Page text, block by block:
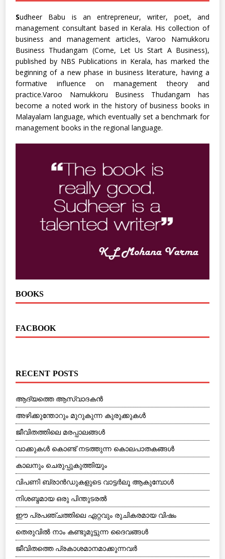
Sudheer Babu is an entrepreneur, writer, poet, and
management consultant based in Kerala. His collection of
business and management articles, Varoo Namukkoru
Business Thudangam (Come, Let Us Start A Business),
published by NBS Publications in Kerala, has marked the
beginning of a new phase in business literature, having a
formative influence on management theory and
practice.Varoo Namukkoru Business Thudangam has
become a noted work in the history of business books in
Malayalam language, which eventually set a benchmark for
management books in the regional language.
BOOKS
FACBOOK
RECENT POSTS
ആദ്യത്തെ ആസ്വാദകന്‍
അഴിക്കുന്തോറും മുറുകുന്ന കുരുക്കുകള്‍
ജീവിതത്തിലെ മരപ്പാലങ്ങള്‍
വാക്കുകള്‍ കൊണ്ട് നടത്തുന്ന കൊലപാതകങ്ങള്‍
കാലനും ചെരുപ്പുകുത്തിയും
വിപണി ബ്രാന്‍ഡുകളുടെ വാട്ടര്‍ലൂ ആകുമ്പോള്‍
നിശബ്ദമായ ഒരു പിന്തുടരല്‍
ഈ പ്രപഞ്ചത്തിലെ ഏറ്റവും രുചികരമായ വിഷം
തെരുവില്‍ നാം കണ്ടുമുട്ടുന്ന ദൈവങ്ങള്‍
ജീവിതത്തെ പ്രകാശമാനമാക്കുന്നവര്‍